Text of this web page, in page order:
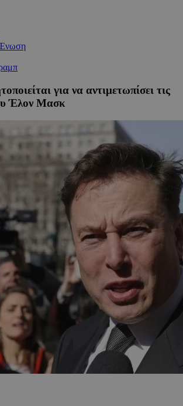
για να αντιμετωπίσει τις
Έλον Μασκ